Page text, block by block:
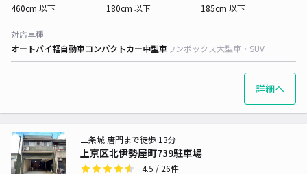
460cm 以下
180cm 以下
185cm 以下
対応車種
オートバイ軽自動車コンパクトカー中型車ワンボックス大型車・SUV
詳細へ
上京区北伊勢屋町739駐車場
二条城 唐門まで徒歩 13分
4.5 / 26件